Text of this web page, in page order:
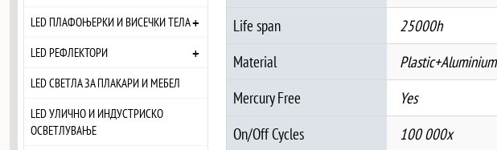
LED ПЛАФОЊЕРКИ И ВИСЕЧКИ ТЕЛА+
LED РЕФЛЕКТОРИ +
LED СВЕТЛА ЗА ПЛАКАРИ И МЕБЕЛ
LED УЛИЧНО И ИНДУСТРИСКО
ОСВЕТЛУВАЊЕ
Life span
25000h
Material
Plastic+Aluminium
Mercury Free
Yes
On/Off Cycles
100 000x